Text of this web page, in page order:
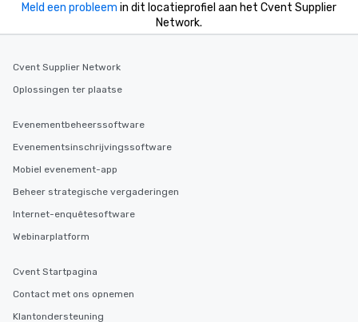
Meld een probleem in dit locatieprofiel aan het Cvent Supplier
Network.
Cvent Supplier Network
Oplossingen ter plaatse
Evenementbeheerssoftware
Evenementsinschrijvingssoftware
Mobiel evenement-app
Beheer strategische vergaderingen
Internet-enquêtesoftware
Webinarplatform
Cvent Startpagina
Contact met ons opnemen
Klantondersteuning